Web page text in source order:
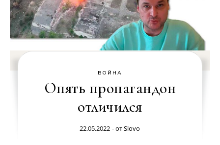
ВОЙНА
Опять пропагандон
отличился
22.05.2022 - отSlovo